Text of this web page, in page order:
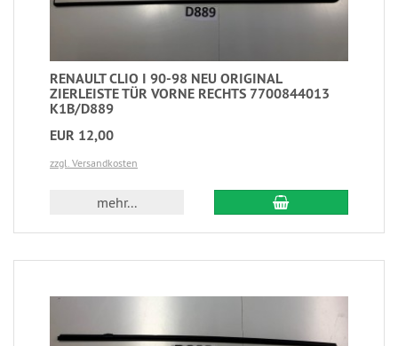
RENAULT CLIO I 90-98 NEU ORIGINAL
ZIERLEISTE TÜR VORNE RECHTS 7700844013
K1B/D889
EUR 12,00
zzgl. Versandkosten
mehr...